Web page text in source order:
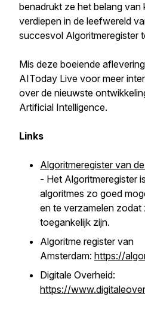
benadrukt ze het belang van
verdiepen in de leefwereld
succesvol Algoritmeregister
Mis deze boeiende
AIToday Live voor meer
over de nieuwste
Artificial Intelligence.
Links
Algoritmeregister van
- Het Algoritmeregister
algoritmes zo goed
en te verzamelen zodat
toegankelijk zijn.
Algoritme register van
Amsterdam: https://
Digitale Overheid:
https://